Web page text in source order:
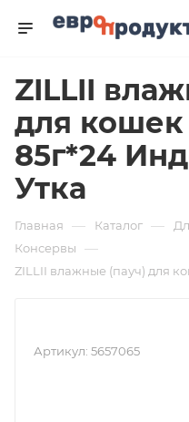
ZILLII
для
85г*24
Утка
Главная — Каталог —
Консервы —
ZILLII влажные (пауч) для
Артикул: 5657065